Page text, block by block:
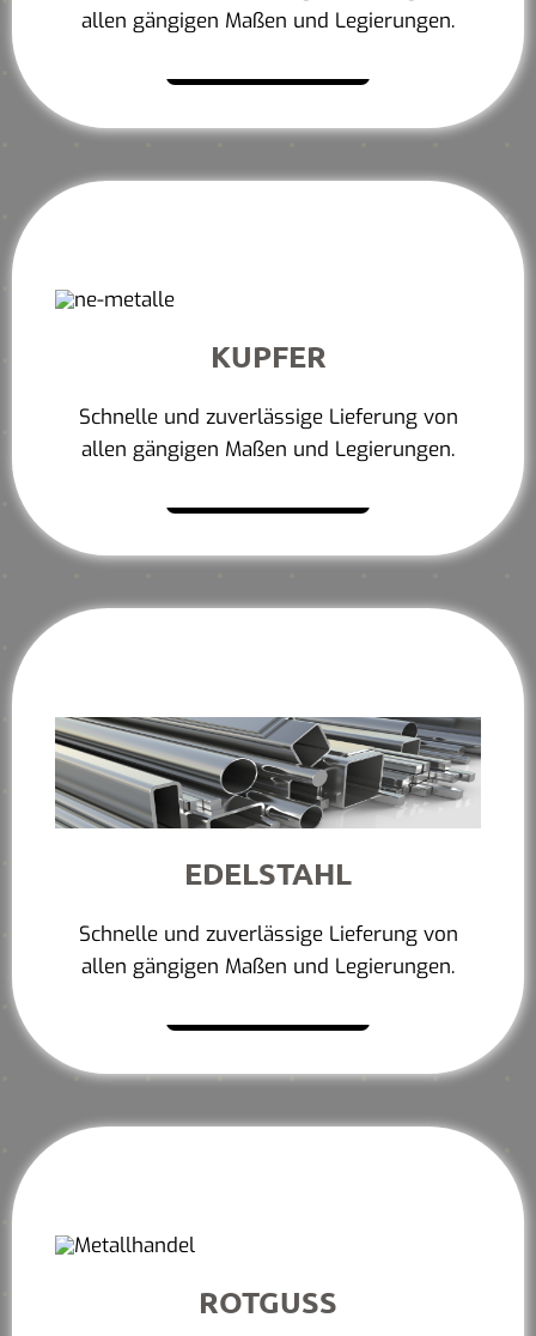
allen gängigen Maßen und Legierungen.
KUPFER
Schnelle und zuverlässige Lieferung von
allen gängigen Maßen und Legierungen.
EDELSTAHL
Schnelle und zuverlässige Lieferung von
allen gängigen Maßen und Legierungen.
ROTGUSS